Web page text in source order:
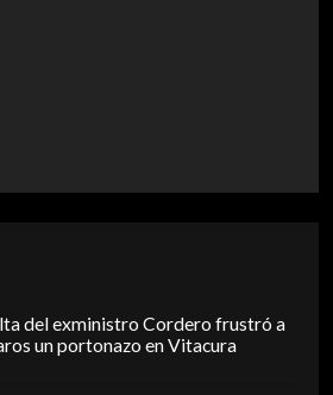
del exministro Cordero frustró a
un portonazo en Vitacura